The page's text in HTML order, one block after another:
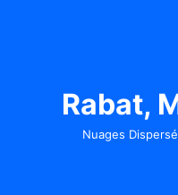
Rabat,
Nuages